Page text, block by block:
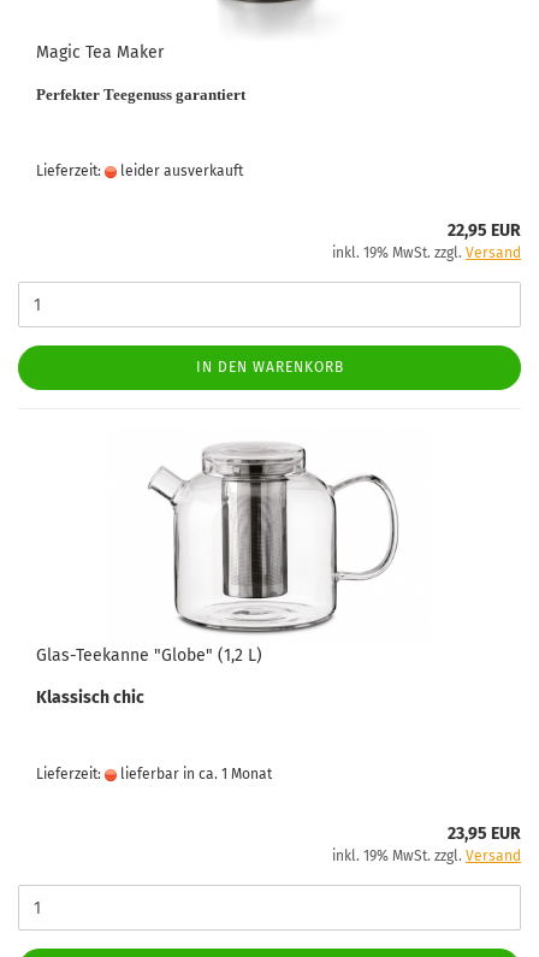
Magic Tea Maker
Perfekter Teegenuss garantiert
Lieferzeit: leider ausverkauft
22,95 EUR
inkl. 19% MwSt. zzgl. Versand
IN DEN WARENKORB
Glas-Teekanne "Globe" (1,2 L)
Klassisch chic
Lieferzeit: lieferbar in ca. 1 Monat
23,95 EUR
inkl. 19% MwSt. zzgl. Versand